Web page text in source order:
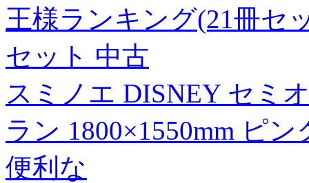
王様ランキング(21冊セ
セット 中古
スミノエ DISNEY セミ
ラン 1800×1550mm ピ
便利な